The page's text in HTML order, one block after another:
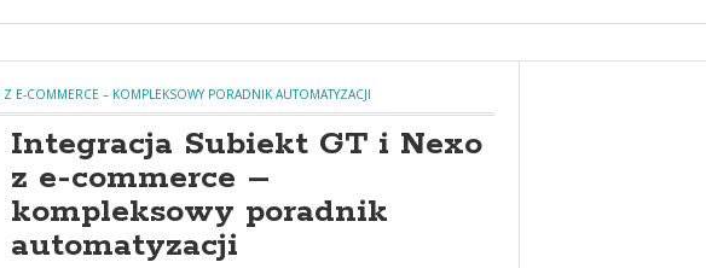
E-COMMERCE – KOMPLEKSOWY PORADNIK AUTOMATYZACJI
Integracja Subiekt GT i Nexo
z e-commerce –
kompleksowy poradnik
automatyzacji